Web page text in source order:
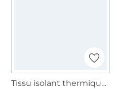
Tissu isolant thermique, tissu isotherme, couleur argent